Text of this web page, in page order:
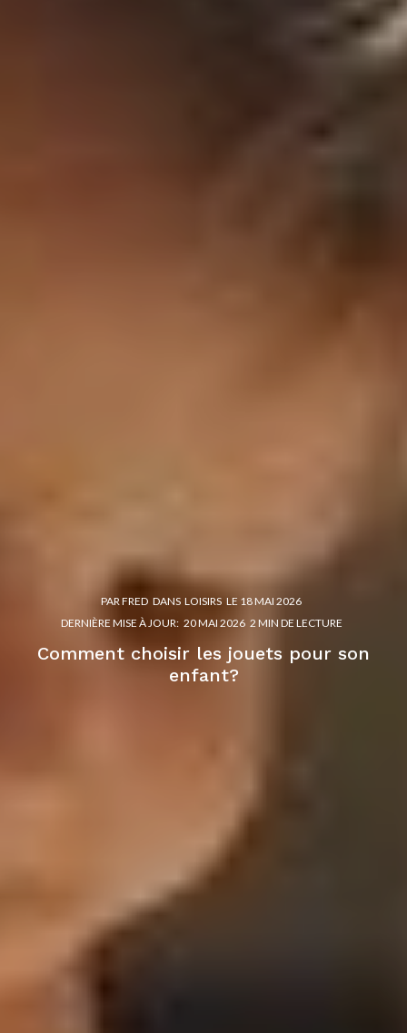
PAR FRED DANS LOISIRS LE 18 MAI 2026
DERNIÈRE MISE À JOUR: 20 MAI 2026 2 MIN DE LECTURE
Comment choisir les jouets pour son
enfant?